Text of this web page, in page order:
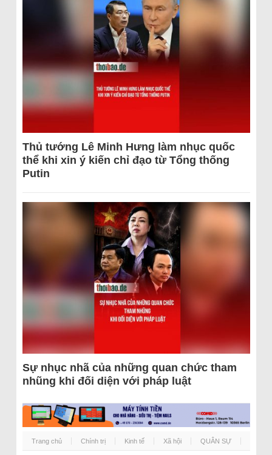
Thủ tướng Lê Minh Hưng làm nhục quốc
thể khi xin ý kiến chỉ đạo từ Tổng thống
Putin
Sự nhục nhã của những quan chức tham
nhũng khi đối diện với pháp luật
Trang chủ Chính trị Kinh tế Xã hội QUÂN SỰ